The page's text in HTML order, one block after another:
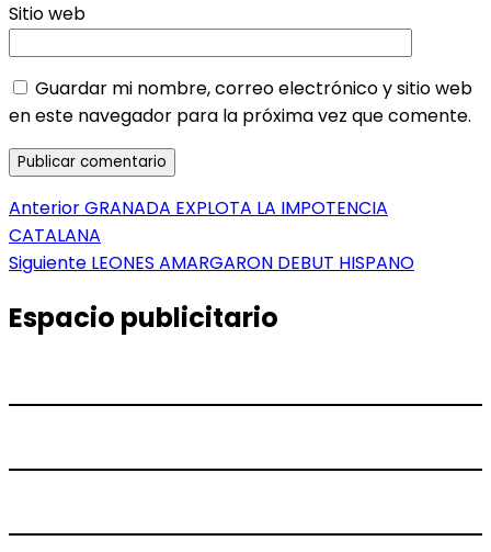
Sitio web
Guardar mi nombre, correo electrónico y sitio web
en este navegador para la próxima vez que comente.
Navegación
de
AnteriorEntrada
anterior:
GRANADA EXPLOTA LA IMPOTENCIA
CATALANA
Siguiente Entrada
LEONES AMARGARON DEBUT HISPANO
Espacio publicitario